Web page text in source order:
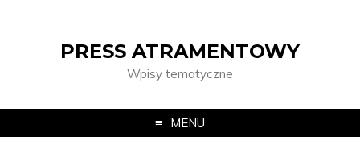
PRESS ATRAMENTOWY
Wpisy tematyczne
MENU